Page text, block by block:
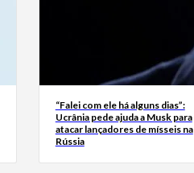
“Falei com ele há alguns dias”:
Ucrânia pede ajuda a Musk para
atacar lançadores de mísseis na
Rússia